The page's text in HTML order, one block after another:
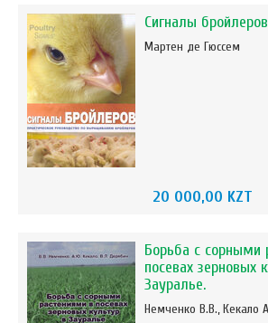
Сигналы бройлеров
Мартен де Гюссем
20 000,00 KZT
Борьба с сорными
посевах зерновых
Зауралье.
Немченко В.В., Кекало